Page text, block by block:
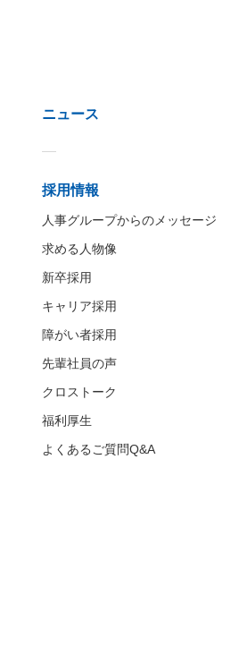
ニュース
採用情報
人事グループからのメッセージ
求める人物像
新卒採用
キャリア採用
障がい者採用
先輩社員の声
クロストーク
福利厚生
よくあるご質問Q&A